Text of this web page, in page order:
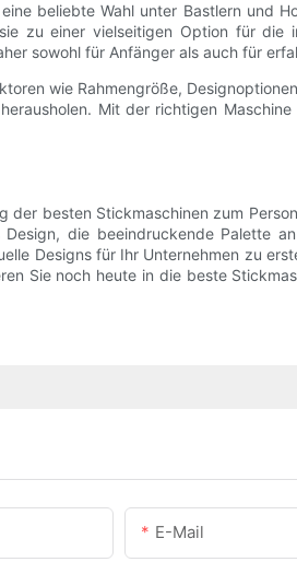
beliebte Wahl unter Bastlern und
zu einer vielseitigen Option für
sowohl für Anfänger als auch für
wie Rahmengröße,
Mit der richtigen
besten Stickmaschinen zum
die beeindruckende Palette
Designs für Ihr Unternehmen zu
Sie noch heute in die beste
E-Mail